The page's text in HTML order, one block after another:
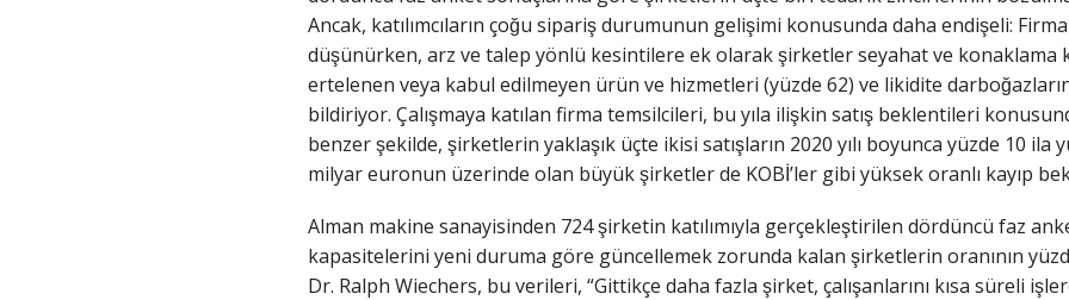
Ancak, katılımcıların çoğu sipariş durumunun gelişimi konusunda daha endişeli:
düşünürken, arz ve talep yönlü kesintilere ek olarak şirketler seyahat ve konaklama
ertelenen veya kabul edilmeyen ürün ve hizmetleri (yüzde 62) ve likidite
bildiriyor. Çalışmaya katılan firma temsilcileri, bu yıla ilişkin satış beklentileri
benzer şekilde, şirketlerin yaklaşık üçte ikisi satışların 2020 yılı boyunca yüzde 10 ila
milyar euronun üzerinde olan büyük şirketler de KOBİ’ler gibi yüksek oranlı kayıp
Alman makine sanayisinden 724 şirketin katılımıyla gerçekleştirilen dördüncü faz
kapasitelerini yeni duruma göre güncellemek zorunda kalan şirketlerin oranının
Dr. Ralph Wiechers, bu verileri, “Gittikçe daha fazla şirket, çalışanlarını kısa süreli